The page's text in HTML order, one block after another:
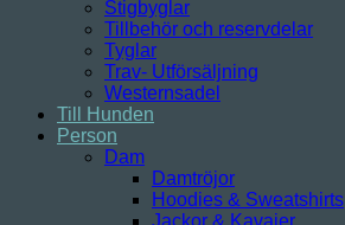
Stigbyglar
Tillbehör och reservdelar
Tyglar
Trav- Utförsäljning
Westernsadel
Till Hunden
Person
Dam
Damtröjor
Hoodies & Sweatshirts
Jackor & Kavajer